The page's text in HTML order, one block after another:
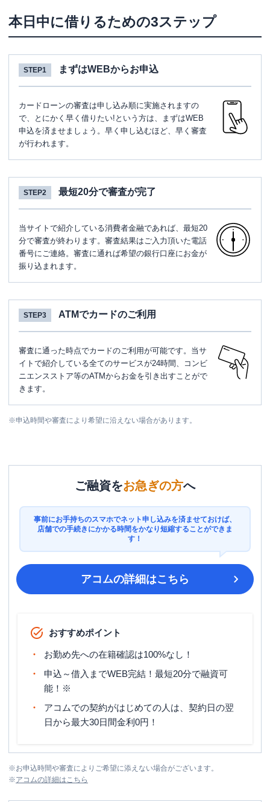
本日中に借りるための3ステップ
STEP1 まずはWEBからお申込
カードローンの審査は申し込み順に実施されますの
で、とにかく早く借りたい!という方は、まずはWEB
申込を済ませましょう。早く申し込むほど、早く審査
が行われます。
STEP2 最短20分で審査が完了
当サイトで紹介している消費者金融であれば、最短20
分で審査が終わります。審査結果はご入力頂いた電話
番号にご連絡。審査に通れば希望の銀行口座にお金が
振り込まれます。
STEP3 ATMでカードのご利用
審査に通った時点でカードのご利用が可能です。当サ
イトで紹介している全てのサービスが24時間、コンビ
ニエンスストア等のATMからお金を引き出すことがで
きます。
※申込時間や審査により希望に沿えない場合があります。
ご融資をお急ぎの方へ
事前にお手持ちのスマホでネット申し込みを済ませておけば、
店舗での手続きにかかる時間をかなり短縮することができま
す！
アコムの詳細はこちら
おすすめポイント
お勤め先への在籍確認は100%なし！
申込～借入までWEB完結！最短20分で融資可
能！※
アコムでの契約がはじめての人は、契約日の翌
日から最大30日間金利0円！
※お申込時間や審査によりご希望に添えない場合がございます。
※アコムの詳細はこちら